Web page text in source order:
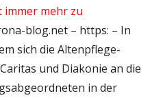
mehr zu
blog.net – https: – In
sich die Altenpflege-
und Diakonie an die
in der